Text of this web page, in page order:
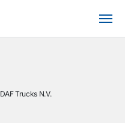
DAF Trucks N.V.